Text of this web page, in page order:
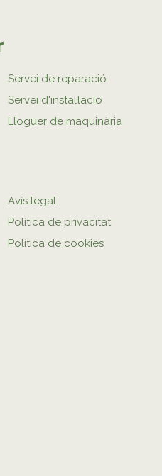
Servei de reparació
Servei d'instal·lació
Lloguer de maquinària
Avís legal
Política de privacitat
Política de cookies